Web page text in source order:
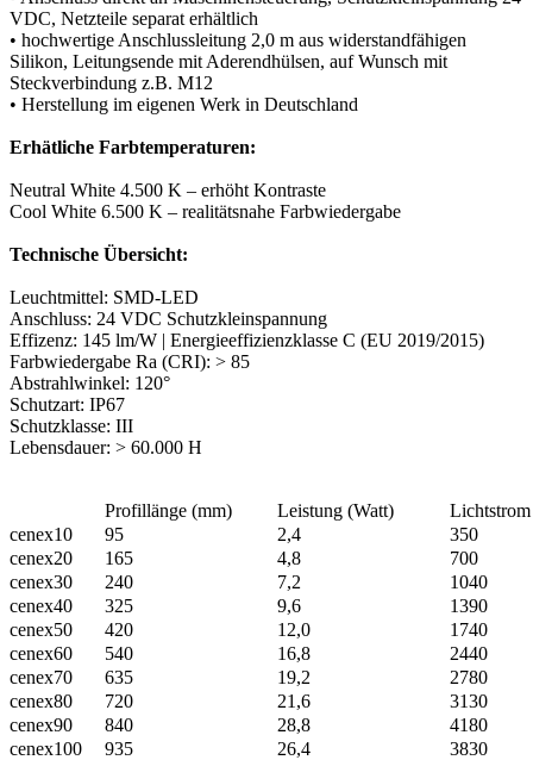
VDC, Netzteile separat erhältlich
• hochwertige Anschlussleitung 2,0 m aus widerstandfähigen
Silikon, Leitungsende mit Aderendhülsen, auf Wunsch mit
Steckverbindung z.B. M12
• Herstellung im eigenen Werk in Deutschland
Erhätliche Farbtemperaturen:
Neutral White 4.500 K – erhöht Kontraste
Cool White 6.500 K – realitätsnahe Farbwiedergabe
Technische Übersicht:
Leuchtmittel: SMD-LED
Anschluss: 24 VDC Schutzkleinspannung
Effizenz: 145 lm/W | Energieeffizienzklasse C (EU 2019/2015)
Farbwiedergabe Ra (CRI): > 85
Abstrahlwinkel: 120°
Schutzart: IP67
Schutzklasse: III
Lebensdauer: > 60.000 H
Profillänge (mm) Leistung (Watt)
cenex10
95 2,4
350
cenex20
165 4,8
700
cenex30
240 7,2
1040
cenex40
325 9,6
1390
cenex50
420 12,0
1740
cenex60
540 16,8
2440
cenex70
635 19,2
2780
cenex80
720 21,6
3130
cenex90
840 28,8
4180
cenex100
935 26,4 3830